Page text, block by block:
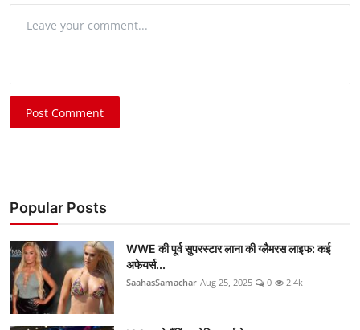
Post Comment
Popular Posts
WWE की पूर्व सुपरस्टार लाना की ग्लैमरस लाइफ: कई
अफेयर्स...
SaahasSamachar Aug 25, 2025 0 2.4k